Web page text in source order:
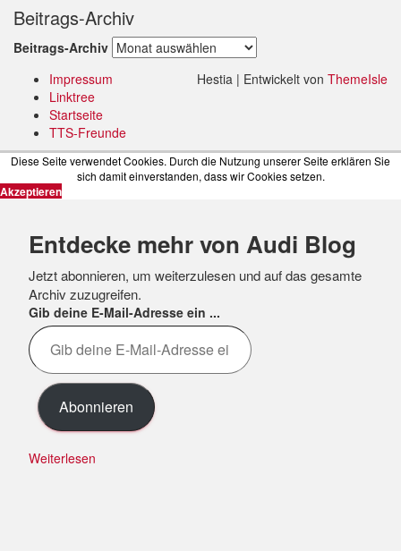
Beitrags-Archiv
Beitrags-Archiv
Impressum
Linktree
Startseite
TTS-Freunde
Hestia | Entwickelt von ThemeIsle
Diese Seite verwendet Cookies. Durch die Nutzung unserer Seite erklären Sie
sich damit einverstanden, dass wir Cookies setzen.
Akzeptieren
Entdecke mehr von Audi Blog
Jetzt abonnieren, um weiterzulesen und auf das gesamte
Archiv zuzugreifen.
Gib deine E-Mail-Adresse ein ...
Abonnieren
Weiterlesen